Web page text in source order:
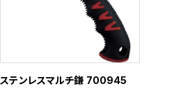
ステンレスマルチ鎌 700945